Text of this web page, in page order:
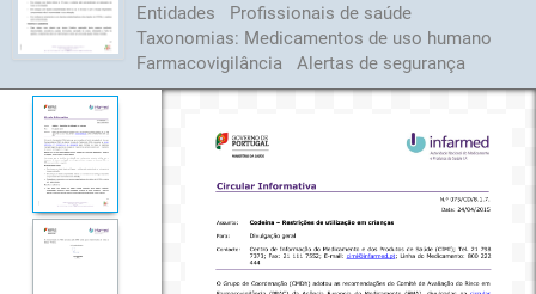
Entidades
Profissionais de saúde
Taxonomias: Medicamentos de uso humano
Farmacovigilância
Alertas de segurança